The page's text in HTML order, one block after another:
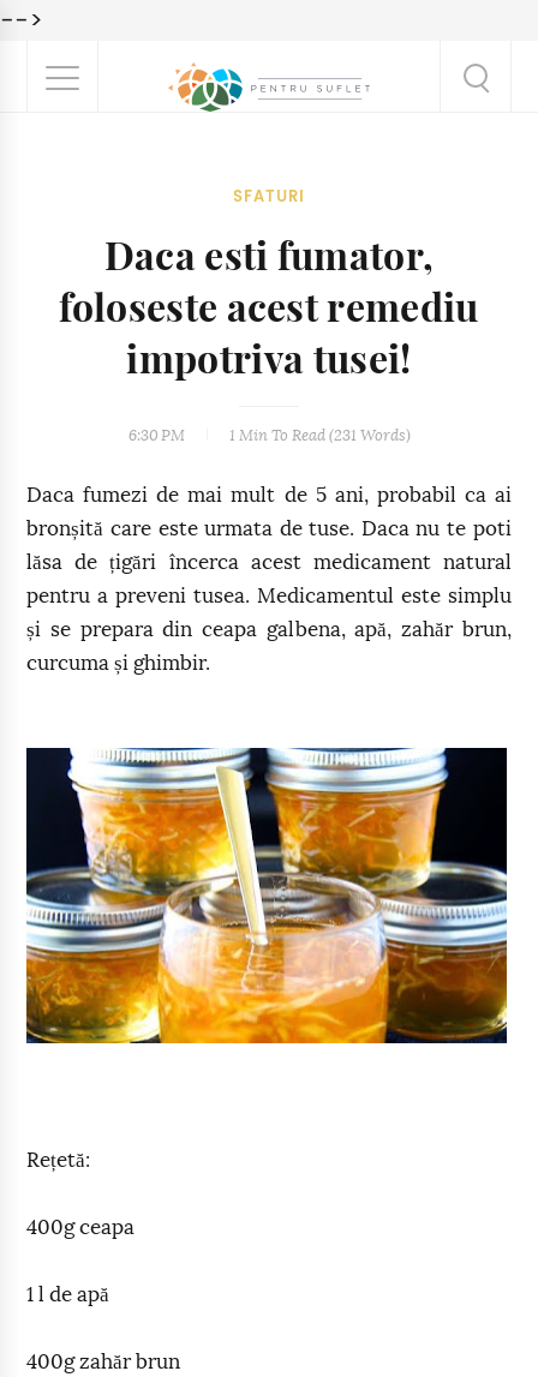
-->
SFATURI
Daca esti fumator,
foloseste acest remediu
impotriva tusei!
6:30 PM 1 MinTo Read (231 Words)
Daca fumezi de mai mult de 5 ani, probabil ca ai
bronșită care este urmata de tuse. Daca nu te poti
lăsa de țigări încerca acest medicament natural
pentru a preveni tusea. Medicamentul este simplu
și se prepara din ceapa galbena, apă, zahăr brun,
curcuma și ghimbir.
Rețetă:
400g ceapa
1 l de apă
400g zahăr brun